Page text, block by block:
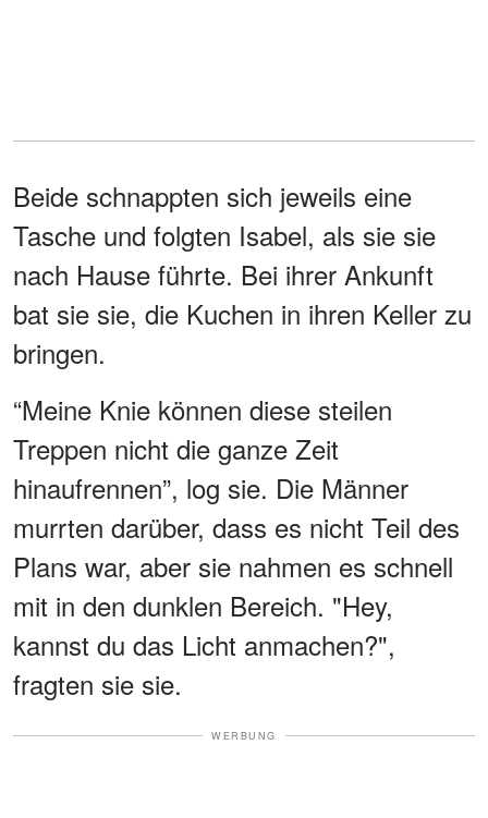
Beide schnappten sich jeweils eine
Tasche und folgten Isabel, als sie sie
nach Hause führte. Bei ihrer Ankunft
bat sie sie, die Kuchen in ihren Keller zu
bringen.
“Meine Knie können diese steilen
Treppen nicht die ganze Zeit
hinaufrennen”, log sie. Die Männer
murrten darüber, dass es nicht Teil des
Plans war, aber sie nahmen es schnell
mit in den dunklen Bereich. "Hey,
kannst du das Licht anmachen?",
fragten sie sie.
WERBUNG